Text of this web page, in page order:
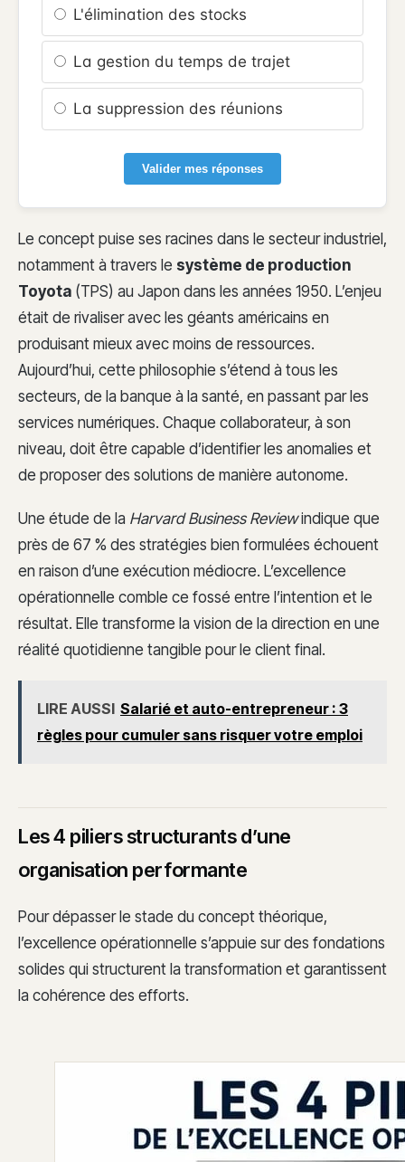
L'élimination des stocks
La gestion du temps de trajet
La suppression des réunions
Valider mes réponses
Le concept puise ses racines dans le secteur industriel,
notamment à travers le système de production
Toyota (TPS) au Japon dans les années 1950. L’enjeu
était de rivaliser avec les géants américains en
produisant mieux avec moins de ressources.
Aujourd’hui, cette philosophie s’étend à tous les
secteurs, de la banque à la santé, en passant par les
services numériques. Chaque collaborateur, à son
niveau, doit être capable d’identifier les anomalies et
de proposer des solutions de manière autonome.
Une étude de la Harvard Business Reviewindique que
près de 67 % des stratégies bien formulées échouent
en raison d’une exécution médiocre. L’excellence
opérationnelle comble ce fossé entre l’intention et le
résultat. Elle transforme la vision de la direction en une
réalité quotidienne tangible pour le client final.
LIRE AUSSI Salarié et auto-entrepreneur : 3
règles pour cumuler sans risquer votre emploi
Les 4 piliers structurants d’une
organisation performante
Pour dépasser le stade du concept théorique,
l’excellence opérationnelle s’appuie sur des fondations
solides qui structurent la transformation et garantissent
la cohérence des efforts.